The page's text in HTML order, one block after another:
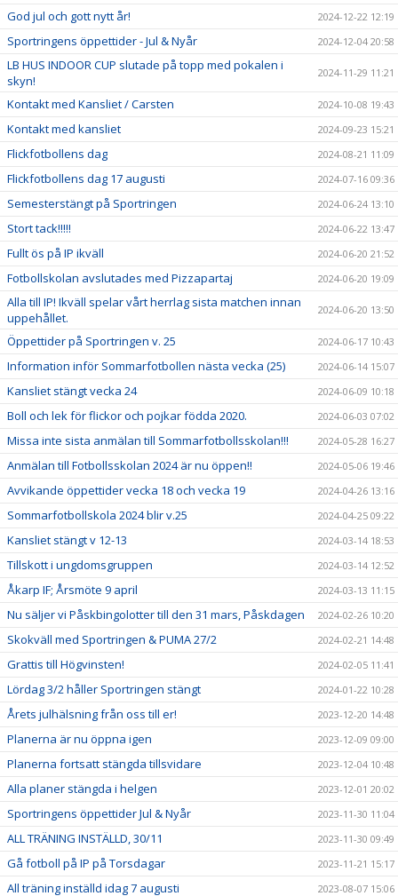
God jul och gott nytt år! 2024-12-22 12:19
Sportringens öppettider - Jul & Nyår 2024-12-04 20:58
LB HUS INDOOR CUP slutade på topp med pokalen i
skyn!
2024-11-29 11:21
Kontakt med Kansliet / Carsten 2024-10-08 19:43
Kontakt med kansliet 2024-09-23 15:21
Flickfotbollens dag 2024-08-21 11:09
Flickfotbollens dag 17 augusti 2024-07-16 09:36
Semesterstängt på Sportringen 2024-06-24 13:10
Stort tack!!!!! 2024-06-22 13:47
Fullt ös på IP ikväll 2024-06-20 21:52
Fotbollskolan avslutades med Pizzapartaj 2024-06-20 19:09
Alla till IP! Ikväll spelar vårt herrlag sista matchen innan
uppehållet.
2024-06-20 13:50
Öppettider på Sportringen v. 25 2024-06-17 10:43
Information inför Sommarfotbollen nästa vecka (25) 2024-06-14 15:07
Kansliet stängt vecka 24 2024-06-09 10:18
Boll och lek för flickor och pojkar födda 2020. 2024-06-03 07:02
Missa inte sista anmälan till Sommarfotbollsskolan!!! 2024-05-28 16:27
Anmälan till Fotbollsskolan 2024 är nu öppen!! 2024-05-06 19:46
Avvikande öppettider vecka 18 och vecka 19 2024-04-26 13:16
Sommarfotbollskola 2024 blir v.25 2024-04-25 09:22
Kansliet stängt v 12-13 2024-03-14 18:53
Tillskott i ungdomsgruppen 2024-03-14 12:52
Åkarp IF; Årsmöte 9 april 2024-03-13 11:15
Nu säljer vi Påskbingolotter till den 31 mars, Påskdagen 2024-02-26 10:20
Skokväll med Sportringen & PUMA 27/2 2024-02-21 14:48
Grattis till Högvinsten! 2024-02-05 11:41
Lördag 3/2 håller Sportringen stängt 2024-01-22 10:28
Årets julhälsning från oss till er! 2023-12-20 14:48
Planerna är nu öppna igen 2023-12-09 09:00
Planerna fortsatt stängda tillsvidare 2023-12-04 10:48
Alla planer stängda i helgen 2023-12-01 20:02
Sportringens öppettider Jul & Nyår 2023-11-30 11:04
ALL TRÄNING INSTÄLLD, 30/11 2023-11-30 09:49
Gå fotboll på IP på Torsdagar 2023-11-21 15:17
All träning inställd idag 7 augusti 2023-08-07 15:06